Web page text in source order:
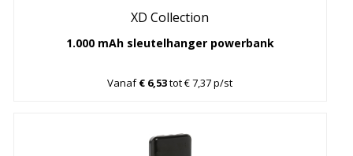
XD Collection
1.000 mAh sleutelhanger powerbank
Vanaf€ 6,53tot € 7,37 p/st